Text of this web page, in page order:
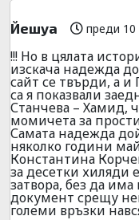
Йешуа преди 10
!!! Но в цялата
изскача надежда
сайт се твърди, а и
са я показвали
Станчева – Хамид,
момичета за
Самата надежда
няколко години
Константина
за десетки хиляди
затвора, без да
документ срещу
големи връзки